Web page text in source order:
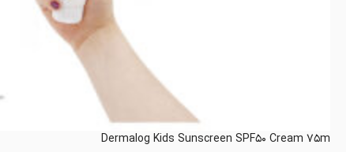
Dermalog Kids Sunscreen SPF50 Cream 75m